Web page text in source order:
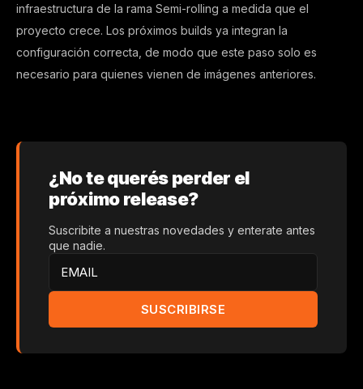
infraestructura de la rama Semi-rolling a medida que el
proyecto crece. Los próximos builds ya integran la
configuración correcta, de modo que este paso solo es
necesario para quienes vienen de imágenes anteriores.
¿No te querés perder el
próximo release?
Suscribite a nuestras novedades y enterate antes
que nadie.